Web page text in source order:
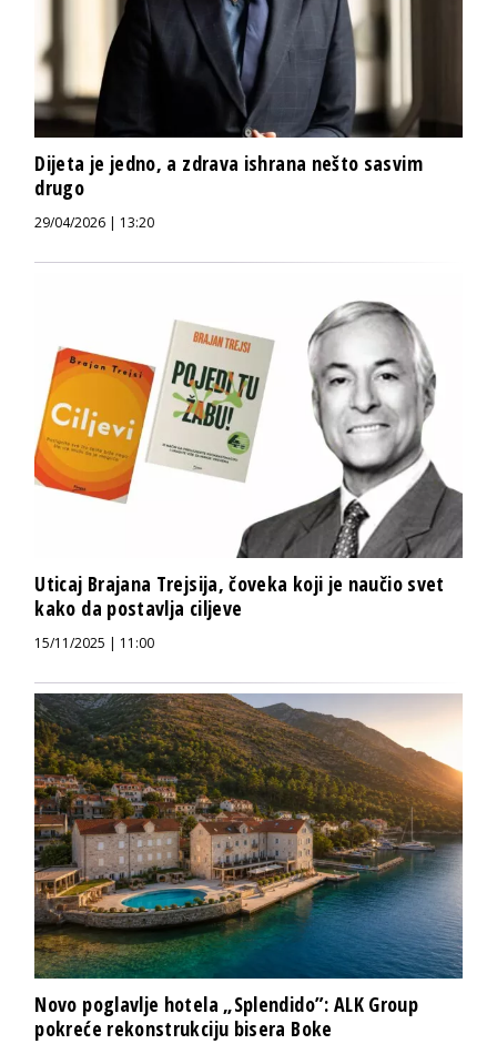
Dijeta je jedno, a zdrava ishrana nešto sasvim
drugo
29/04/2026 | 13:20
Uticaj Brajana Trejsija, čoveka koji je naučio svet
kako da postavlja ciljeve
15/11/2025 | 11:00
Novo poglavlje hotela „Splendido”: ALK Group
pokreće rekonstrukciju bisera Boke